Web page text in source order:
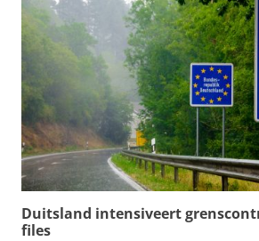
Duitsland intensiveert
files